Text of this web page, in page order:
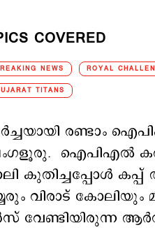
COVERED
NEWS ROYAL
TITANS
രണ്ടാം
ഐപിഎല്‍
കുതിച്ചപ്പോള്‍
വിരാട് കോലിയും
വേണ്ടിയിരുന്ന